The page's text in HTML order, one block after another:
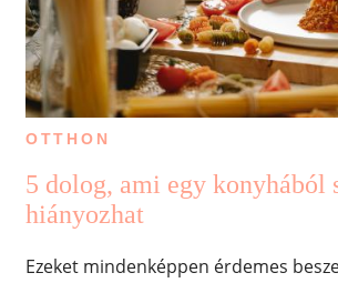
OTTHON
5 dolog, ami egy konyhából
hiányozhat
Ezeket mindenképpen érdemes